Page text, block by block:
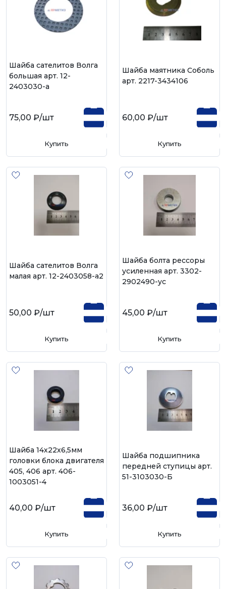
Шайба сателитов Волга
большая арт. 12-
2403030-а
75,00 ₽/шт
Купить
Шайба маятника Соболь
арт. 2217-3434106
60,00 ₽/шт
Купить
Шайба сателитов Волга
малая арт. 12-2403058-а2
50,00 ₽/шт
Купить
Шайба болта рессоры
усиленная арт. 3302-
2902490-ус
45,00 ₽/шт
Купить
Шайба 14х22х6,5мм
головки блока двигателя
405, 406 арт. 406-
1003051-4
40,00 ₽/шт
Купить
Шайба подшипника
передней ступицы арт.
51-3103030-Б
36,00 ₽/шт
Купить